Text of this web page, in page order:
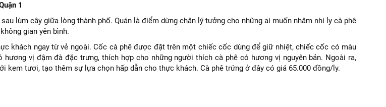
1
lùm cây giữa lòng thành phố. Quán là điểm dừng chân lý tưởng cho những ai muốn nhâm nhi ly cà phê
gian yên bình.
khách ngay từ vẻ ngoài. Cốc cà phê được đặt trên một chiếc cốc dùng để giữ nhiệt, chiếc cốc có màu
hương vị đậm đà đặc trưng, ​​thích hợp cho những người thích cà phê có hương vị nguyên bản. Ngoài ra,
kem tươi, tạo thêm sự lựa chọn hấp dẫn cho thực khách. Cà phê trứng ở đây có giá 65.000 đồng/ly.